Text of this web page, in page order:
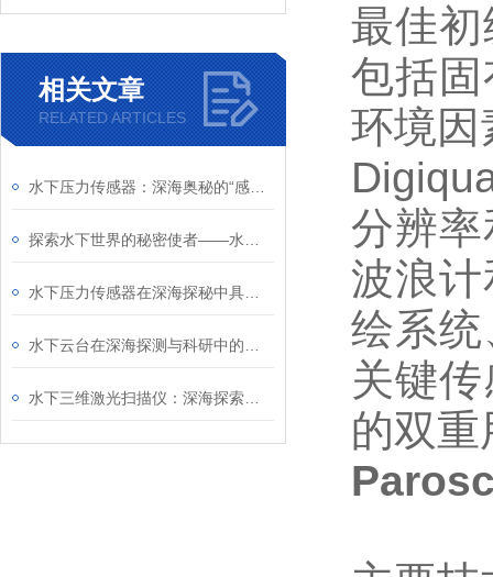
相关文章
RELATED ARTICLES
最佳
包括
环境因
分辨
波浪
绘系
关键
的双